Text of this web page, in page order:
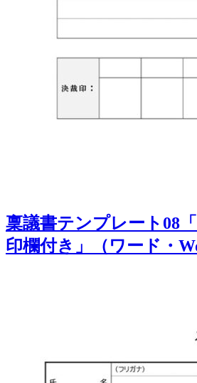
稟議書テンプレート08
印欄付き」（ワード・